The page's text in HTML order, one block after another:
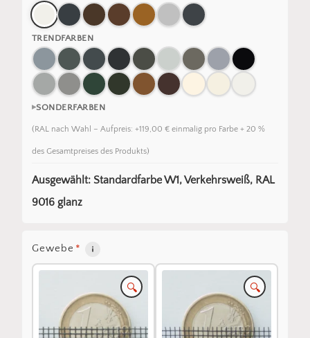
TRENDFARBEN
SONDERFARBEN
(RAL nach Wahl – Aufpreis: +119,00 € einmalig pro Farbe + 20 %
des Gesamtpreises des Produkts)
Ausgewählt: Standardfarbe W1, Verkehrsweiß, RAL
9016 glanz
Gewebe *
🔍 🔍